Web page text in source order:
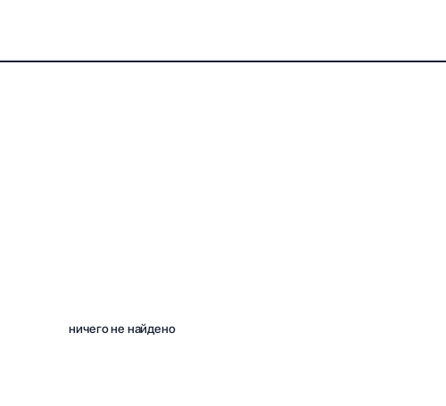
ничего не найдено